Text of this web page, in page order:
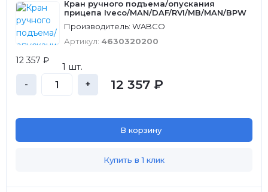
Кран ручного подъема/опускания
прицепа Iveco/MAN/DAF/RVI/MB/MAN/BPW
Производитель: WABCO
Артикул: 4630320200
12 357 ₽
1 шт.
- + 12 357 ₽
В корзину
Купить в 1 клик